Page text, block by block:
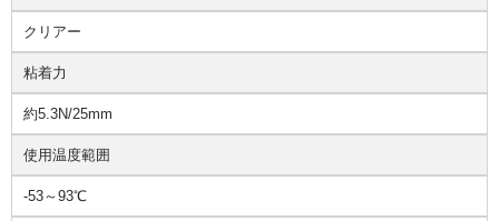
クリアー
粘着力
約5.3N/25mm
使用温度範囲
-53～93℃